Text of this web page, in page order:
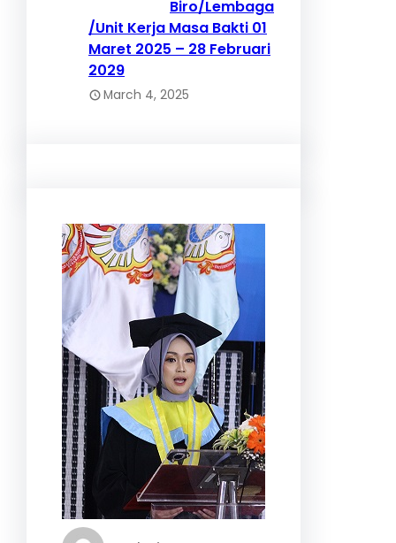
Biro/Lembaga
/Unit Kerja Masa Bakti 01
Maret 2025 – 28 Februari
2029
March 4, 2025